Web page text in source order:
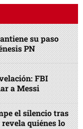
su paso
PN
FBI
a Messi
el silencio tras
quiénes lo